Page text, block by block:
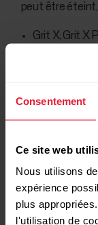
Consentement
Ce site web
Nous utilisons
expérience
plus
l'utilisation de
peut être
Grit X, Grit X
Grit X2, Grit
Polar Loop :